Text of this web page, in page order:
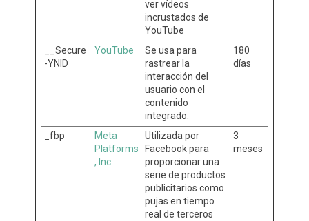
ver vídeos
incrustados de
YouTube
__Secure
-YNID
YouTube
Se usa para
rastrear la
interacción del
usuario con el
contenido
integrado.
180
días
_fbp
Meta
Platforms
, Inc.
Utilizada por
Facebook para
proporcionar una
serie de productos
publicitarios como
pujas en tiempo
real de terceros
3
meses